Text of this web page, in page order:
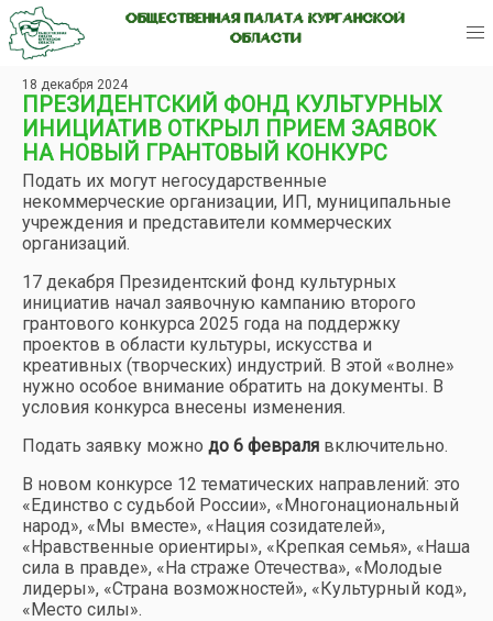
ОБЩЕСТВЕННАЯ ПАЛАТА КУРГАНСКОЙ
ОБЛАСТИ
18 декабря 2024
ПРЕЗИДЕНТСКИЙ ФОНД КУЛЬТУРНЫХ
ИНИЦИАТИВ ОТКРЫЛ ПРИЕМ ЗАЯВОК
НА НОВЫЙ ГРАНТОВЫЙ КОНКУРС
Подать их могут негосударственные
некоммерческие организации, ИП, муниципальные
учреждения и представители коммерческих
организаций.
17 декабря Президентский фонд культурных
инициатив начал заявочную кампанию второго
грантового конкурса 2025 года на поддержку
проектов в области культуры, искусства и
креативных (творческих) индустрий. В этой «волне»
нужно особое внимание обратить на документы. В
условия конкурса внесены изменения.
Подать заявку можно до 6 февраля включительно.
В новом конкурсе 12 тематических направлений: это
«Единство с судьбой России», «Многонациональный
народ», «Мы вместе», «Нация созидателей»,
«Нравственные ориентиры», «Крепкая семья», «Наша
сила в правде», «На страже Отечества», «Молодые
лидеры», «Страна возможностей», «Культурный код»,
«Место силы».